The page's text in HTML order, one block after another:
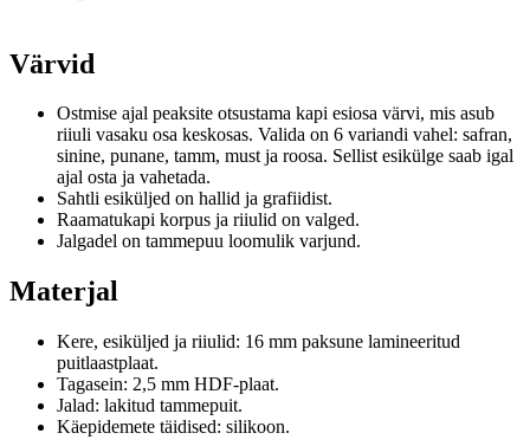
Värvid
Ostmise ajal peaksite otsustama kapi esiosa värvi, mis asub
riiuli vasaku osa keskosas. Valida on 6 variandi vahel: safran,
sinine, punane, tamm, must ja roosa. Sellist esikülge saab igal
ajal osta ja vahetada.
Sahtli esiküljed on hallid ja grafiidist.
Raamatukapi korpus ja riiulid on valged.
Jalgadel on tammepuu loomulik varjund.
Materjal
Kere, esiküljed ja riiulid: 16 mm paksune lamineeritud
puitlaastplaat.
Tagasein: 2,5 mm HDF-plaat.
Jalad: lakitud tammepuit.
Käepidemete täidised: silikoon.